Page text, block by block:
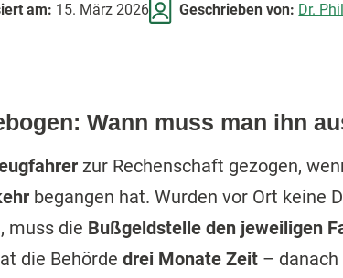
am: 15. März 2026 Geschrieben von: Dr.
Wann muss man ihn
zur Rechenschaft gezogen,
begangen hat. Wurden vor Ort keine
muss die Bußgeldstelle den jeweiligen
die Behörde drei Monate Zeit – danach